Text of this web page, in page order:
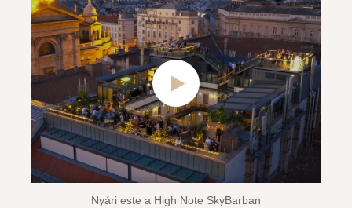
Nyári este a High Note SkyBarban